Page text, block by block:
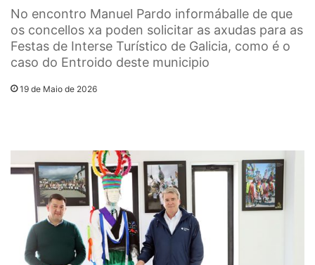
No encontro Manuel Pardo informáballe de que
os concellos xa poden solicitar as axudas para as
Festas de Interse Turístico de Galicia, como é o
caso do Entroido deste municipio
19 de Maio de 2026